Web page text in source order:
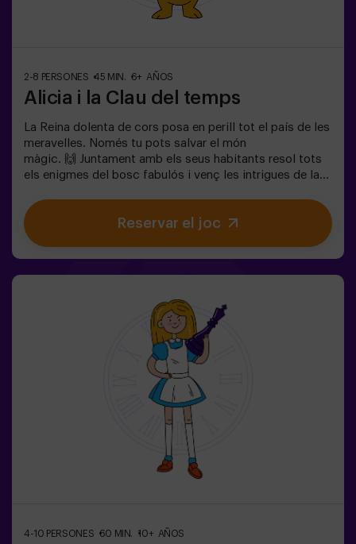
2-8 PERSONES 45 MIN. 6+ AÑOS
Alicia i la Clau del temps
La Reina dolenta de cors posa en perill tot el país de les
meravelles. Només tu pots salvar el món
màgic. 🙌 Juntament amb els seus habitants resol tots
els enigmes del bosc fabulós i venç les intrigues de la
captivador de la teva vida amb Alicia i el conill? 🐇És un
joc d'escapada infantil destinat per a nens de 6 a 13
anys!✅ Ideal per a nens | famílies | aniversaris
monitor (consulta'ns les condicions). ⚠️ Passes estrets
Reservar el joc
4-10 PERSONES 60 MIN. 10+ AÑOS